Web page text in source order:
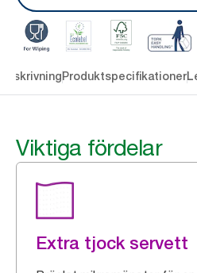
Produktspecifikationer
Viktiga fördelar
Extra tjock servett